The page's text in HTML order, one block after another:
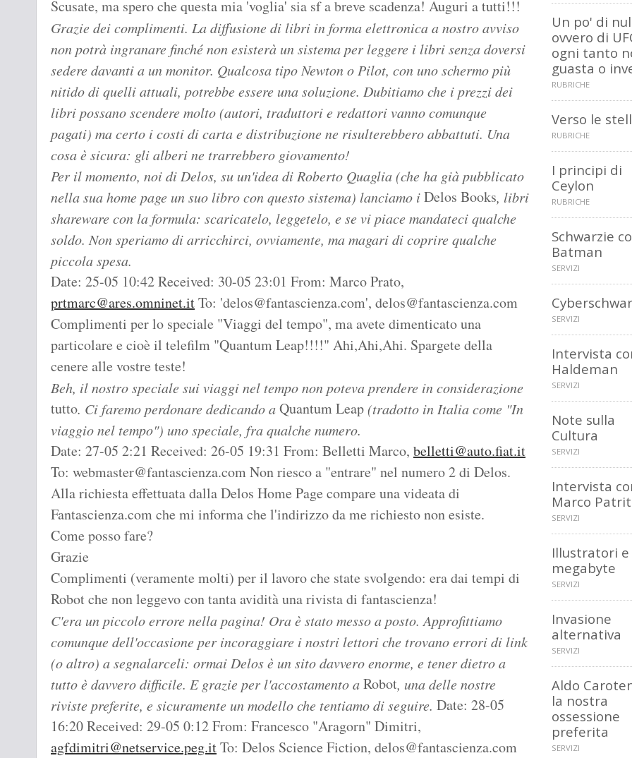
Scusate, ma spero che questa mia 'voglia' sia sf a breve scadenza! Auguri a tutti!!!
Grazie dei complimenti. La diffusione di libri in forma elettronica a nostro avviso
non potrà ingranare finché non esisterà un sistema per leggere i libri senza doversi
sedere davanti a un monitor. Qualcosa tipo Newton o Pilot, con uno schermo più
nitido di quelli attuali, potrebbe essere una soluzione. Dubitiamo che i prezzi dei
libri possano scendere molto (autori, traduttori e redattori vanno comunque
pagati) ma certo i costi di carta e distribuzione ne risulterebbero abbattuti. Una
cosa è sicura: gli alberi ne trarrebbero giovamento!
Per il momento, noi di Delos, su un'idea di Roberto Quaglia (che ha già pubblicato
nella sua home page un suo libro con questo sistema) lanciamo iDelos Books, libri
shareware con la formula: scaricatelo, leggetelo, e se vi piace mandateci qualche
soldo. Non speriamo di arricchirci, ovviamente, ma magari di coprire qualche
piccola spesa.
Date: 25-05 10:42 Received: 30-05 23:01 From: Marco Prato,
prtmarc@ares.omninet.itTo: 'delos@fantascienza.com', delos@fantascienza.com
Complimenti per lo speciale "Viaggi del tempo", ma avete dimenticato una
particolare e cioè il telefilm "Quantum Leap!!!!" Ahi,Ahi,Ahi. Spargete della
cenere alle vostre teste!
Beh, il nostro speciale sui viaggi nel tempo non poteva prendere in considerazione
tutto. Ci faremo perdonare dedicando aQuantum Leap(tradotto in Italia come "In
viaggio nel tempo") uno speciale, fra qualche numero.
Date: 27-05 2:21 Received: 26-05 19:31 From: Belletti Marco, belletti@auto.fiat.it
To: webmaster@fantascienza.com Non riesco a "entrare" nel numero 2 di Delos.
Alla richiesta effettuata dalla Delos Home Page compare una videata di
Fantascienza.com che mi informa che l'indirizzo da me richiesto non esiste.
Come posso fare?
Grazie
Complimenti (veramente molti) per il lavoro che state svolgendo: era dai tempi di
Robot che non leggevo con tanta avidità una rivista di fantascienza!
C'era un piccolo errore nella pagina! Ora è stato messo a posto. Approfittiamo
comunque dell'occasione per incoraggiare i nostri lettori che trovano errori di link
(o altro) a segnalarceli: ormai Delos è un sito davvero enorme, e tener dietro a
tutto è davvero difficile. E grazie per l'accostamento aRobot, una delle nostre
riviste preferite, e sicuramente un modello che tentiamo di seguire. Date: 28-05
16:20 Received: 29-05 0:12 From: Francesco "Aragorn" Dimitri,
agfdimitri@netservice.peg.itTo: Delos Science Fiction, delos@fantascienza.com
Un po' di
ovvero di
ogni tanto
guasta o
RUBRICHE
Verso le
RUBRICHE
I principi di
Ceylon
RUBRICHE
Schwarzie
Batman
SERVIZI
SERVIZI
Intervista
Haldeman
SERVIZI
Note sulla
Cultura
SERVIZI
Intervista
Marco
SERVIZI
Illustratori e
megabyte
SERVIZI
Invasione
alternativa
SERVIZI
Aldo
la nostra
ossessione
preferita
SERVIZI